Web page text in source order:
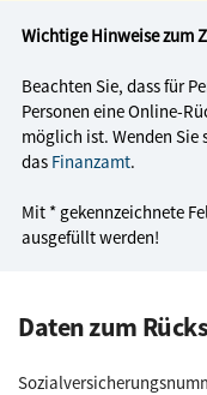
Wichtige Hinweise zum
Beachten Sie, dass für
Personen eine Online-
möglich ist. Wenden
das Finanzamt.
Mit * gekennzeichnete
ausgefüllt werden!
Daten zum